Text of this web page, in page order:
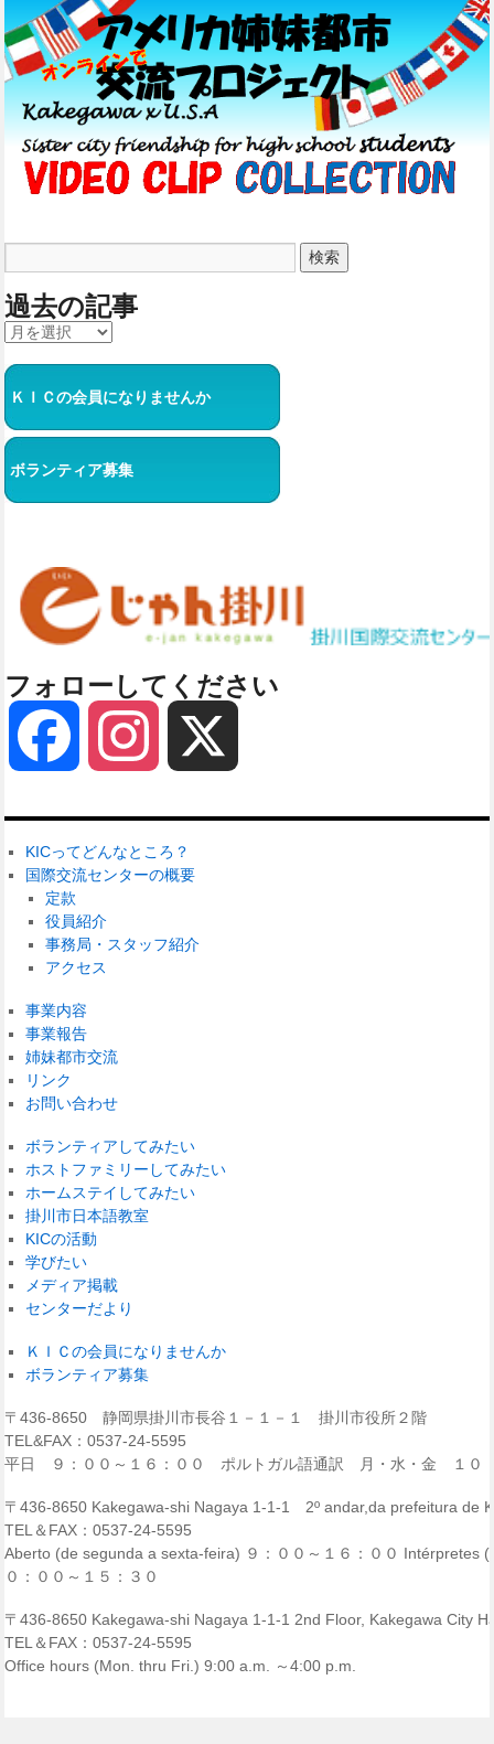
過去の記事
ＫＩＣの会員になりませんか
ボランティア募集
フォローしてください
Facebook Instagram
KICってどんなところ？
国際交流センターの概要
定款
役員紹介
事務局・スタッフ紹介
アクセス
事業内容
事業報告
姉妹都市交流
リンク
お問い合わせ
ボランティアしてみたい
ホストファミリーしてみたい
ホームステイしてみたい
掛川市日本語教室
KICの活動
学びたい
メディア掲載
センターだより
ＫＩＣの会員になりませんか
ボランティア募集
〒436-8650 静岡県掛川市長谷１－１－１ 掛川市役所２階
TEL&FAX：0537-24-5595
平日 ９：００～１６：００ ポルトガル語通訳 月・水・金 １０
〒436-8650 Kakegawa-shi Nagaya 1-1-1 2º andar,da prefeitura de
TEL＆FAX：0537-24-5595
Aberto (de segunda a sexta-feira) ９：００～１６：００
０：００～１５：３０
〒436-8650 Kakegawa-shi Nagaya 1-1-1 2nd Floor, Kakegawa City
TEL＆FAX：0537-24-5595
Office hours (Mon. thru Fri.) 9:00 a.m. ～4:00 p.m.